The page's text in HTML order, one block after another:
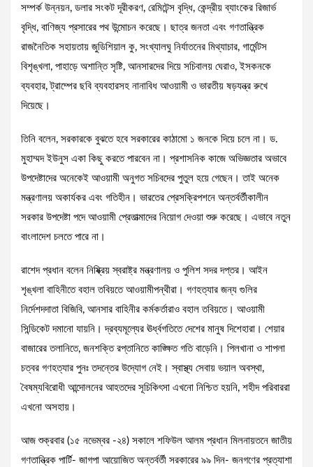
সম্পর্ক উন্নয়ন, ডলার সংকট দূরীকরণ, রেমিটেন্স বৃদ্ধি, কেন্দ্রীয় ব্যাংকের রিজার্ভ
বৃদ্ধি, বাণিজ্য প্রসারের পথ উন্মোচন করেছে। ছাত্র জনতা এবং গণতান্ত্রিক
রাজনৈতিক সহায়তায় জুডিশিয়াল কু, সংখ্যালঘু নির্যাতনের মিথ্যাচার, গার্মেন্টস
বিশৃঙ্খলা, পাহাড়ে অশান্তি সৃষ্টি, আনসারদের দিয়ে সচিবালয় ঘেরাও, ইসকনকে
ব্যবহার, ট্রাম্পের ছবি ব্যবহারসহ নানাবিধ আওয়ামী ও ভারতীয় ষড়যন্ত্র রুখে
দিয়েছে।
তিনি বলেন, সরকারকে বুঝতে হবে সরকারের কাঠামো ১ জনকে দিয়ে চলে না। ড.
মুহাম্মদ ইউনুস একা কিছু করতে পারবেন না। প্রশাসনিক কাজে অভিজ্ঞতার অভাবে
উপদেষ্টাদের অনেকেই আওয়ামী অনুগত সচিবদের পুতুল হয়ে গেছেন। তাই অনেক
মন্ত্রণালয় অকার্যকর এবং গতিহীন। ভারতের প্রেসক্রিপশনে অন্তর্বর্তীকালীন
সরকার উপদেষ্টা পদে আওয়ামী প্রেতাত্মাদের নিয়োগ দেওয়া শুরু করেছে। এভাবে নতুন
বাংলাদেশ চলতে পারে না।
রাশেদ প্রধান বলেন নিষ্ক্রিয় স্বরাষ্ট্র মন্ত্রণালয় ও পুলিশ সদর দপ্তর। আইন
শৃঙ্খলা বাহিনীতে বহাল তবিয়তে আওয়ামীপন্থীরা। গণহত্যার জন্য গুলির
নির্দেশদদাতা বিজিবি, আনসার বাহিনীর কর্মকর্তারাও বহাল তবিয়তে। আওয়ামী
সিন্ডিকেট দমানো যায়নি। দ্রব্যমূল্যের ঊর্ধ্বগতিতে দেশের মানুষ দিশেহারা। শেয়ার
বাজারের তলানিতে, জনশক্তি রপ্তানিতে কাঙ্ক্ষিত গতি বাড়েনি। পিলখানা ও শাপলা
চত্বর গণহত্যার পুনঃ তদন্তের উদ্যোগ নেই। স্বাস্থ্য সেবায় ভয়াল অবস্থা,
বৈষম্যবিরোধী আন্দোলনের আহতদের সূচিকিৎসা এখনো নিশ্চিত হয়নি, শহীদ পরিবাররা
এখনো অসহায়।
আজ শুক্রবার (১৫ নভেম্বর -২৪) সকালে শফিউল আলম প্রধান মিলনায়তনে জাতীয়
গণতান্ত্রিক পার্টি- জাগপা আয়োজিত অন্তর্বর্তী সরকারের ৯৯ দিন- জনগণের প্রত্যাশা